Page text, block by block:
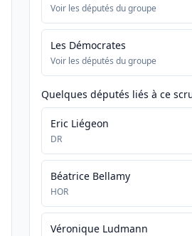
Voir les députés du groupe
Les Démocrates
Voir les députés du groupe
Quelques députés liés à ce
Eric Liégeon
DR
Béatrice Bellamy
HOR
Véronique Ludmann